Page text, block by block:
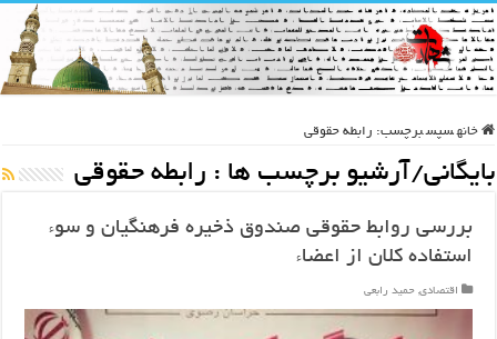
خانه سپس برچسب: رابطه حقوقی
بایگانی/آرشیو برچسب ها : رابطه حقوقی
بررسی روابط حقوقی صندوق ذخیره فرهنگیان و سوء
استفاده کلان از اعضاء
اقتصادی, حمید رابعی